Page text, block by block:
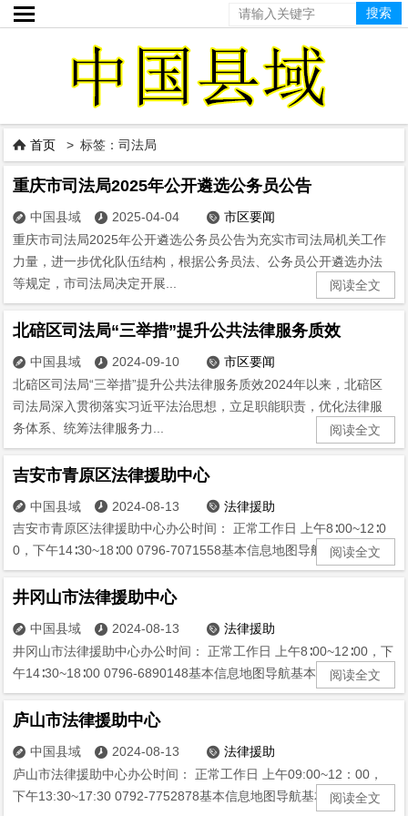

 首页 > 标签：司法局
重庆市司法局2025年公开遴选公务员公告
 中国县域  2025-04-04  市区要闻
重庆市司法局2025年公开遴选公务员公告为充实市司法局机关工作
力量，进一步优化队伍结构，根据公务员法、公务员公开遴选办法
等规定，市司法局决定开展...
阅读全文
北碚区司法局“三举措”提升公共法律服务质效
 中国县域  2024-09-10  市区要闻
北碚区司法局“三举措”提升公共法律服务质效2024年以来，北碚区
司法局深入贯彻落实习近平法治思想，立足职能职责，优化法律服
务体系、统筹法律服务力...
阅读全文
吉安市青原区法律援助中心
 中国县域  2024-08-13  法律援助
吉安市青原区法律援助中心办公时间： 正常工作日 上午8∶00~12∶0
0，下午14∶30~18∶00 0796-7071558基本信息地图导航基...阅读全文
井冈山市法律援助中心
 中国县域  2024-08-13  法律援助
井冈山市法律援助中心办公时间： 正常工作日 上午8∶00~12∶00，下
午14∶30~18∶00 0796-6890148基本信息地图导航基本信...阅读全文
庐山市法律援助中心
 中国县域  2024-08-13  法律援助
庐山市法律援助中心办公时间： 正常工作日 上午09:00~12：00，
下午13:30~17:30 0792-7752878基本信息地图导航基本信...阅读全文